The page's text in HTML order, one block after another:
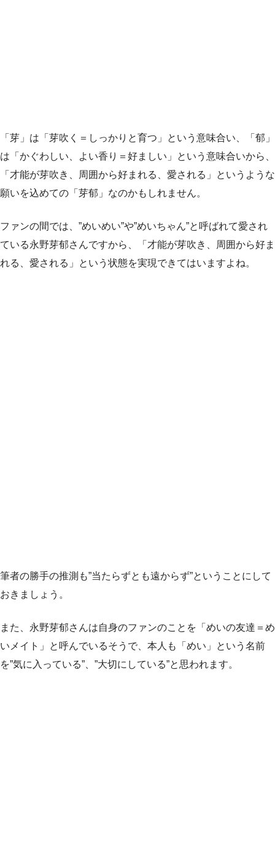
「芽」は「芽吹く＝しっかりと育つ」という意味合い、「郁」
は「かぐわしい、よい香り＝好ましい」という意味合いから、
「才能が芽吹き、周囲から好まれる、愛される」というような
願いを込めての「芽郁」なのかもしれません。
ファンの間では、”めいめい”や”めいちゃん”と呼ばれて愛され
ている永野芽郁さんですから、「才能が芽吹き、周囲から好ま
れる、愛される」という状態を実現できてはいますよね。
筆者の勝手の推測も”当たらずとも遠からず”ということにして
おきましょう。
また、永野芽郁さんは自身のファンのことを「めいの友達＝め
いメイト」と呼んでいるそうで、本人も「めい」という名前
を”気に入っている”、”大切にしている”と思われます。